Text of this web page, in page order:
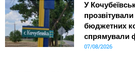
У
бюджетних
спрямували
07/08/2026